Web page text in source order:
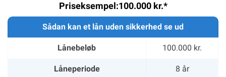
Priseksempel:100.000 kr.*
Sådan kan et lån uden sikkerhed se ud
Lånebeløb 100.000 kr.
Låneperiode 8 år